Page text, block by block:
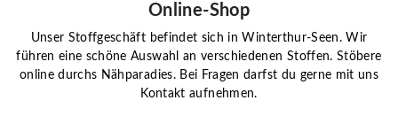
Online-Shop
Unser Stoffgeschäft befindet sich in Winterthur-Seen. Wir
führen eine schöne Auswahl an verschiedenen Stoffen. Stöbere
online durchs Nähparadies. Bei Fragen darfst du gerne mit uns
Kontakt aufnehmen.